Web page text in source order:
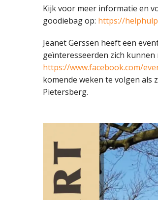
Kijk voor meer informatie en
goodiebag op: https://
Jeanet Gerssen heeft een
geïnteresseerden zich kunnen
https://www.facebook.com/
komende weken te volgen als
Pietersberg.